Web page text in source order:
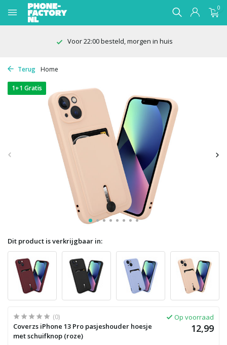
0
100 dagen bedenktijd
Terug Home
1+1 Gratis
Dit product is verkrijgbaar in:
(0)
Coverzs iPhone 13 Pro pasjeshouder hoesje
met schuifknop (roze)
Op voorraad
12,99